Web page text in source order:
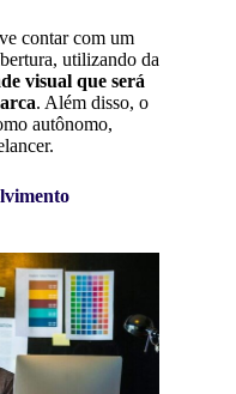
contar com um
utilizando da
visual que será
. Além disso, o
autônomo,